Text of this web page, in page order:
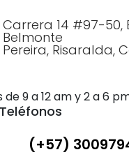
Carrera 14 #97-50,
Belmonte
Pereira, Risaralda,
de 9 a 12 am y 2 a 6
(+57)